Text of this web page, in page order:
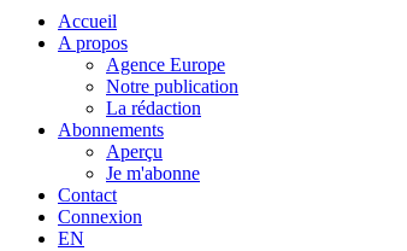
Accueil
A propos
Agence Europe
Notre publication
La rédaction
Abonnements
Aperçu
Je m'abonne
Contact
Connexion
EN